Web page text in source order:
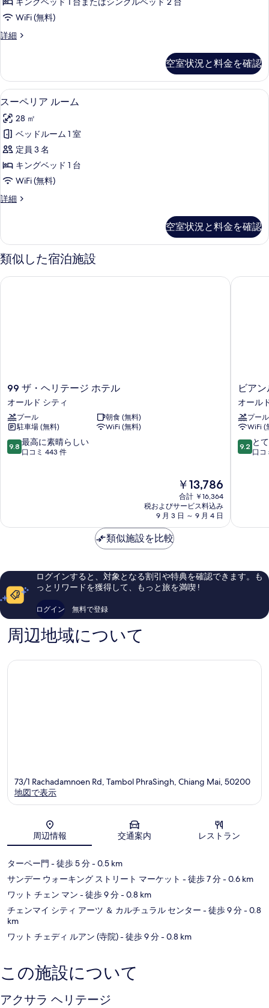
ン
ル
ー
す
べ
て
の
写
真
を
示
る
ツ
イ
ン
の
詳
細
ル
ー
ム
の
す
べ
て
の
写
真
を
表
る
WiFi (無料)
詳細
デ
ス
ル
ー
(Suite)
の
細
空室状況と料金を確認
ス
ー
ペ
リ
ア
ル
ー
ム
す
べ
て
の
る
スーペリア ルーム | ミニバー (無料)
8
スーペリア ルーム
28 ㎡
ベッドルーム 1 室
定員 3 名
キングベッド 1 台
WiFi (無料)
詳細
ス
ア
ル
ー
の
空室状況と料金を確認
類似した宿泊施設
99
ザ・
ヘ
リ
テ
ー
ジ
ド
99 ザ・ヘリテージ ホテル
オールド シティ
プール
朝食 (無料)
駐車場 (無料)
WiFi (無料)
10
段
素
い、
コ
ミ
件
の
コ
9.8 最高に素晴らしい
口コミ 443 件
現
在
の
料
金
￥13,786
合計 ￥16,364
税およびサービス料込み
9 月 3 日 ～ 9 月 4 日
99 ザ・ヘリテージ ホテル
ビ
ア
ン
ル
ア
ン
リ
ド
ビア
オール
プール
WiFi (
10
段
素
い、
口
口
9.2 と
口コ
ビアン
類似施設を比較
ログインすると、対象となる割引や特典を確認できます。も
っとリワードを獲得して、もっと旅を満喫 !
ログイン 無料で登録
周辺地域について
地図
73/1 Rachadamnoen Rd, Tambol PhraSingh, Chiang Mai, 50200
地図で表示
周辺情報 交通案内 レストラン
ターペー門 - 徒歩 5 分- 0.5 km
サンデー ウォーキング ストリート マーケット - 徒歩 7 分- 0.6 km
ワット チェン マン - 徒歩 9 分- 0.8 km
チェンマイ シティ アーツ ＆ カルチュラル センター - 徒歩 9 分- 0.8
km
ワット チェディ ルアン (寺院)- 徒歩 9 分- 0.8 km
この施設について
アクサラ ヘリテージ